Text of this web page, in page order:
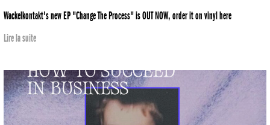
Wackelkontakt's new EP "Change The Process" is OUT NOW, order it on vinyl here
Lire la suite